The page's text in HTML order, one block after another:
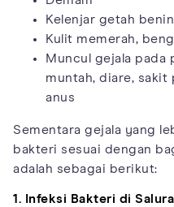
Kelenjar getah
Kulit memerah,
Muncul gejala pada
muntah, diare,
anus
Sementara gejala yang
bakteri sesuai dengan
adalah sebagai berikut:
1. Infeksi Bakteri di